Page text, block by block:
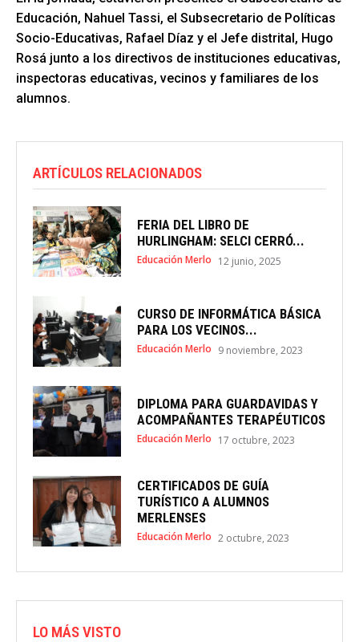
Educación, Nahuel Tassi, el Subsecretario de Políticas
Socio-Educativas, Rafael Díaz y el Jefe distrital, Hugo
Rosá junto a los directivos de instituciones educativas,
inspectoras educativas, vecinos y familiares de los
alumnos.
ARTÍCULOS RELACIONADOS
FERIA DEL LIBRO DE
HURLINGHAM: SELCI CERRÓ...
Educación Merlo 12 junio, 2025
CURSO DE INFORMÁTICA BÁSICA
PARA LOS VECINOS...
Educación Merlo 9 noviembre, 2023
DIPLOMA PARA GUARDAVIDAS Y
ACOMPAÑANTES TERAPÉUTICOS
Educación Merlo 17 octubre, 2023
CERTIFICADOS DE GUÍA
TURÍSTICO A ALUMNOS
MERLENSES
Educación Merlo 2 octubre, 2023
LO MÁS VISTO